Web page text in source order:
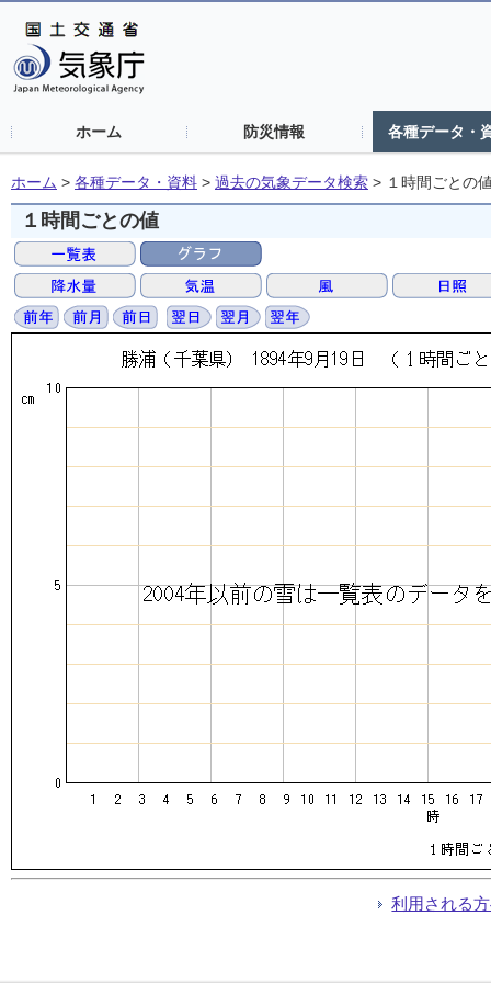
ホーム 防災情報 各種データ・
ホーム > 各種データ・資料 > 過去の気象データ検索 > １時間ごとの
１時間ごとの値
利用される